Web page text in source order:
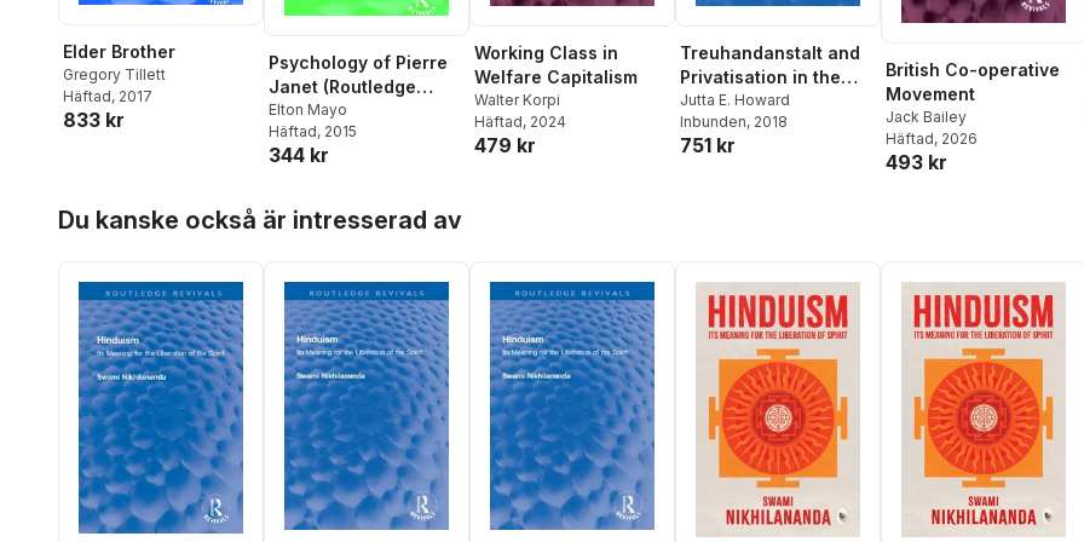
Elder Brother
Gregory Tillett
Häftad, 2017
833 kr
Psychology of Pierre
Janet (Routledge
Revivals)
Elton Mayo
Häftad, 2015
344 kr
Working Class in
Welfare Capitalism
Walter Korpi
Häftad, 2024
479 kr
Treuhandanstalt and
Privatisation in the
Former East Germany
Jutta E. Howard
Inbunden, 2018
751 kr
British Co-operative
Movement
Jack Bailey
Häftad, 2026
493 kr
Du kanske också är intresserad av